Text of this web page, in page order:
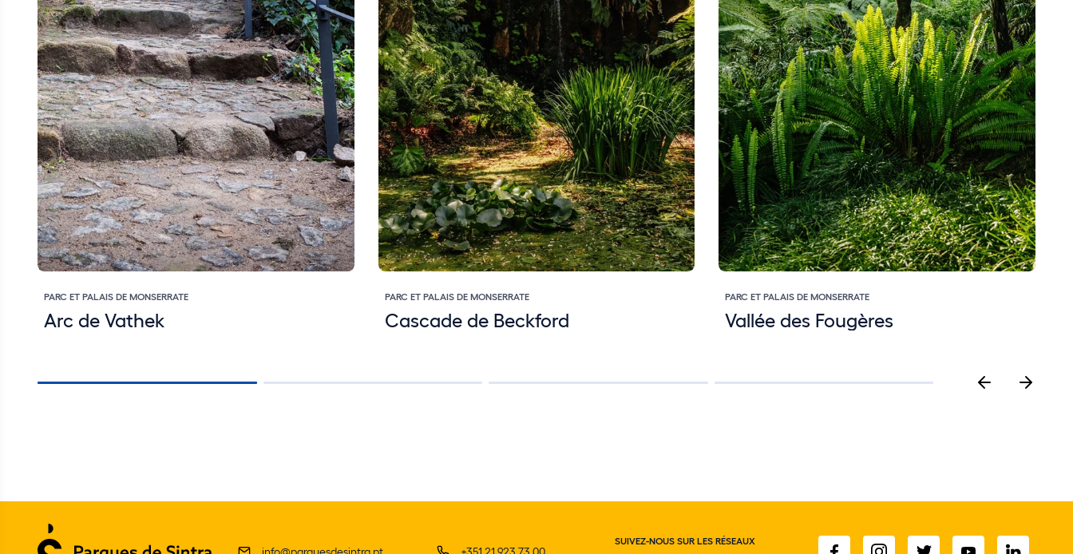
PARC ET PALAIS DE MONSERRATE
Arc de Vathek
PARC ET PALAIS DE MONSERRATE
Cascade de Beckford
PARC ET PALAIS DE MONSERRATE
Vallée des Fougères
SUIVEZ-NOUS SUR LES RÉSEAUX